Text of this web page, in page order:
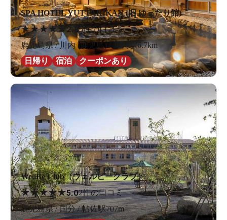
SPA HOTEL YUTTARIKAN (旧 ゆったり館)
★★★★★2.85件の口コミ
鹿児島県 / 川内 (鹿児島) / 川内駅6.7km
日帰り
宿泊 クーポンあり
WellBe Club（ウェルビークラブ）
★★★★★5.02件の口コミ
鹿児島県 / 国分 / 帖佐駅707m